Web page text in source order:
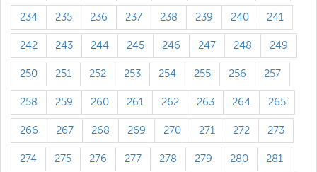
234 235 236 237 238 239 240 241
242 243 244 245 246 247 248 249
250 251 252 253 254 255 256 257
258 259 260 261 262 263 264 265
266 267 268 269 270 271 272 273
274 275 276 277 278 279 280 281